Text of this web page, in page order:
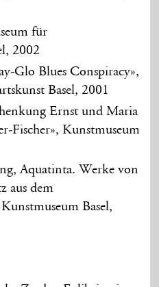
für
2002
Glo Blues Conspiracy»,
Basel, 2001
Ernst und Maria
Fischer», Kunstmuseum
Aquatinta. Werke von
aus dem
Basel,